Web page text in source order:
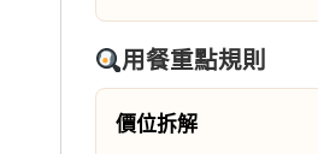
用餐重點規則
價位拆解